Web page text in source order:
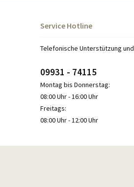
Service Hotline
Telefonische Unterstützung
09931 - 74115
Montag bis Donnerstag:
08:00 Uhr - 16:00 Uhr
Freitags:
08:00 Uhr - 12:00 Uhr